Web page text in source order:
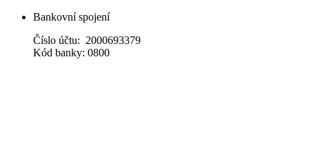
Bankovní spojení
Číslo účtu: 2000693379
Kód banky: 0800